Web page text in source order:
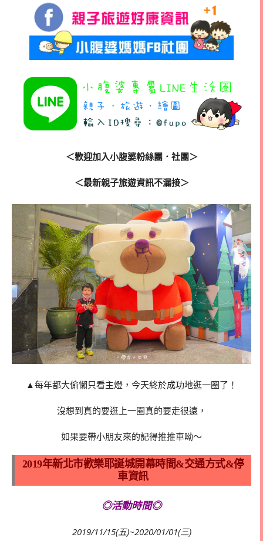
＜歡迎加入小腹婆粉絲團．社團＞
＜最新親子旅遊資訊不漏接＞
▲每年都大偷懶只看主燈，今天終於成功地逛一圈了！
沒想到真的要逛上一圈真的要走很遠，
如果要帶小朋友來的記得推推車呦～
2019年新北市歡樂耶誕城開幕時間&交通方式&停
車資訊
◎活動時間◎
2019/11/15(五)~2020/01/01(三)